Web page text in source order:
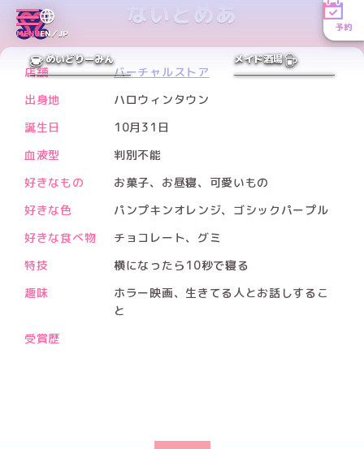
MENUEN／JP
予約
めいどりーみん メイド酒場
ないとめあ
PREV
NEXT
店舗
バーチャルストア
出身地
ハロウィンタウン
誕生日
10月31日
血液型
判別不能
好きなもの
お菓子、お昼寝、可愛いもの
好きな色
パンプキンオレンジ、ゴシックパープル
好きな食べ物
チョコレート、グミ
特技
横になったら10秒で寝る
趣味
ホラー映画、生きてる人とお話しするこ
と
受賞歴